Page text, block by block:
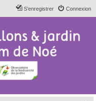
Connexion
S’enregistrer